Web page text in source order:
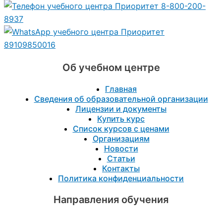
8-800-200-
8937
89109850016
Об учебном центре
Главная
Сведения об образовательной организации
Лицензии и документы
Купить курс
Список курсов с ценами
Организациям
Новости
Статьи
Контакты
Политика конфиденциальности
Направления обучения